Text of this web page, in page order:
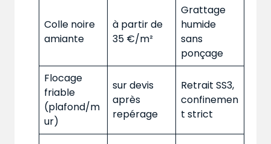
Colle noire
amiante
à partir de
35 €/m²
Grattage
humide
sans
ponçage
Flocage
friable
(plafond/m
ur)
sur devis
après
repérage
Retrait SS3,
confinemen
t strict